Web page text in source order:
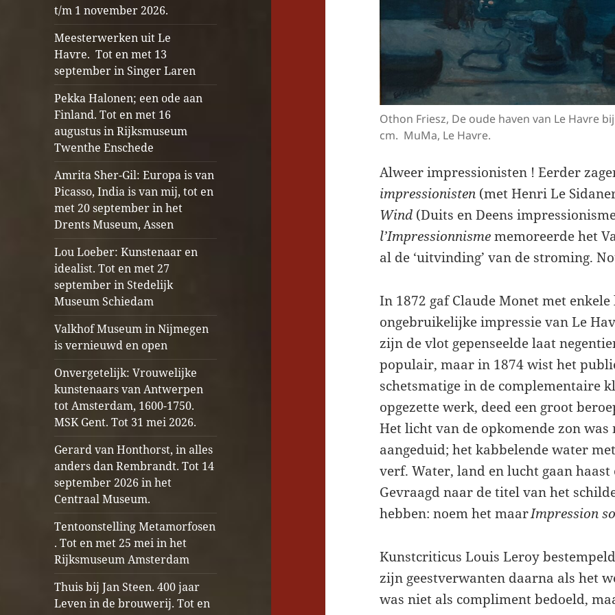
t/m 1 november 2026.
Meesterwerken uit Le
Havre. Tot en met 13
september in Singer Laren
Pekka Halonen; een ode aan
Finland. Tot en met 16
augustus in Rijksmuseum
Twenthe Enschede
Amrita Sher-Gil: Europa is van
Picasso, India is van mij, tot en
met 20 september in het
Drents Museum, Assen
Lou Loeber: Kunstenaar en
idealist. Tot en met 27
september in Stedelijk
Museum Schiedam
Valkhof Museum in Nijmegen
is vernieuwd en open
Onvergetelijk: Vrouwelijke
kunstenaars van Antwerpen
tot Amsterdam, 1600-1750.
MSK Gent. Tot 31 mei 2026.
Gerard van Honthorst, in alles
anders dan Rembrandt. Tot 14
september 2026 in het
Centraal Museum.
Tentoonstelling Metamorfosen
. Tot en met 25 mei in het
Rijksmuseum Amsterdam
Thuis bij Jan Steen. 400 jaar
Leven in de brouwerij. Tot en
Othon Friesz, De oude haven van Le Havre
cm. MuMa, Le Havre.
Alweer impressionisten ! Eerder
impressionisten (met Henri Le
Wind (Duits en Deens
l’Impressionnismememoreerde het
al de ‘uitvinding’ van de stroming.
In 1872 gaf Claude Monet met
ongebruikelijke impressie van Le
zijn de vlot gepenseelde laat
populair, maar in 1874 wist het
schetsmatige in de complementaire
opgezette werk, deed een groot
Het licht van de opkomende zon
aangeduid; het kabbelende water
verf. Water, land en lucht gaan
Gevraagd naar de titel van het
hebben: noem het maarImpression
Kunstcriticus Louis Leroy
zijn geestverwanten daarna als het
was niet als compliment bedoeld,